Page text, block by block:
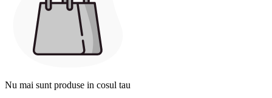
Nu mai sunt produse in cosul tau